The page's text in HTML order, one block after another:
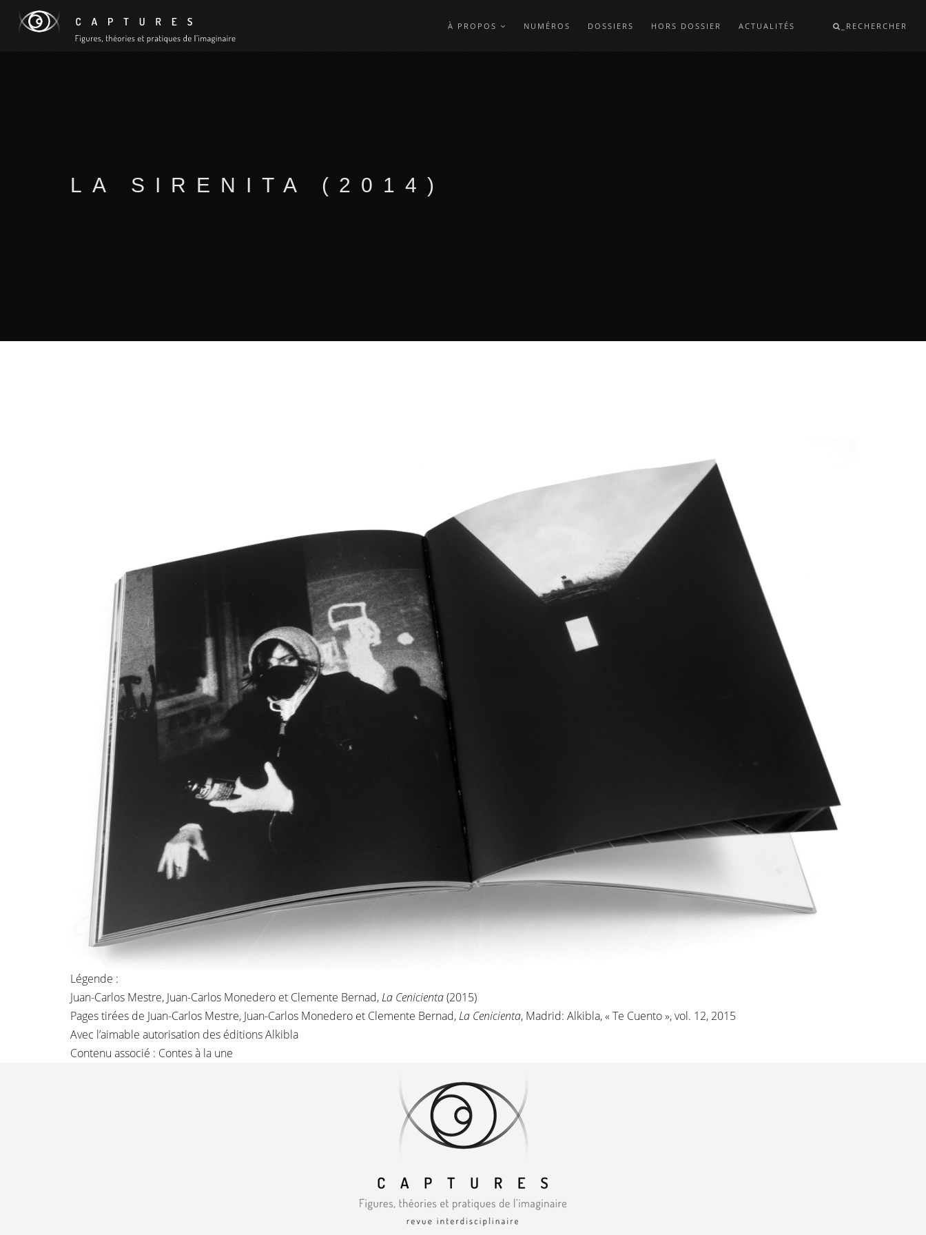
À PROPOS NUMÉROS DOSSIERS HORS DOSSIER ACTUALITÉS _RECHERCHER
LA SIRENITA (2014)
Légende :
Juan-Carlos Mestre, Juan-Carlos Monedero et Clemente Bernad,La Cenicienta(2015)
Pages tirées de Juan-Carlos Mestre, Juan-Carlos Monedero et Clemente Bernad,La Cenicienta, Madrid: Alkibla, « Te Cuento », vol. 12, 2015
Avec l’aimable autorisation des éditions Alkibla
Contenu associé : Contes à la une